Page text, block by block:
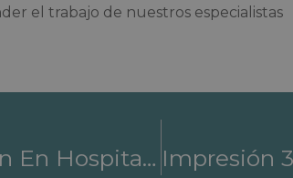
el trabajo de nuestros especialistas
Enfermedades Raras Y Su Gestión En Hospitales De Referencia De Barcelona